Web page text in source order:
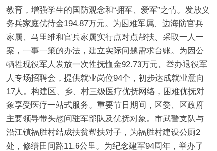
教育，增强学生的国防观念和“拥军、爱军”之情。发放义
务兵家庭优待金194.87万元。为困难军属、边海防官兵
家属、马里维和官兵家属实行点对点帮扶、采取一人一
案，一事一策的办法，建立实际问题需求台账。为因公
牺牲现役军人发放一次性抚恤金92.73万元。举办退役军
人专场招聘会，提供就业岗位94个，初步达成就业意向
17人。构建区、乡、村三级医疗优抚网络，困难优抚对
象享受医疗一站式服务。重要节日期间，区委、区政府
主要领导带头慰问驻军部队及优抚对象。市武警支队与
沿江镇福胜村结成扶贫帮扶对子，为福胜村建设公厕2
处，修缮田间路11.6公里。为纪念建军94周年，举办了